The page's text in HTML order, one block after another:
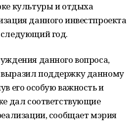
культуры и отдыха
данного инвестпроекта
год.
данного вопроса,
поддержку данному
его особую важность и
дал соответствующие
сообщает мэрия